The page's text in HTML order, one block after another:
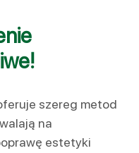
szereg metod
na
estetyki